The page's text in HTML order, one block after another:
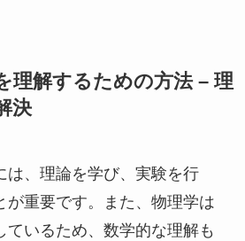
理解するための方法 – 理
決
は、理論を学び、実験を行
が重要です。また、物理学は
ているため、数学的な理解も